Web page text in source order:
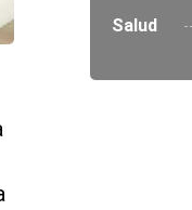
Salud